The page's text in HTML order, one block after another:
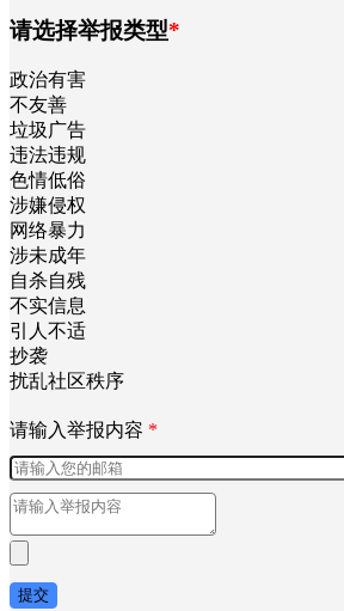
请选择举报类型*
政治有害
不友善
垃圾广告
违法违规
色情低俗
涉嫌侵权
网络暴力
涉未成年
自杀自残
不实信息
引人不适
抄袭
扰乱社区秩序
请输入举报内容 *
提交